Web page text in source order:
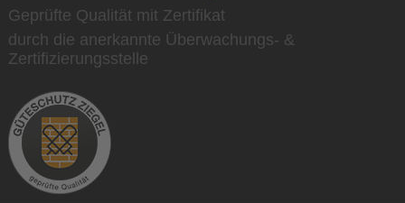
Geprüfte Qualität mit Zertifikat
durch die anerkannte Überwachungs- &
Zertifizierungsstelle